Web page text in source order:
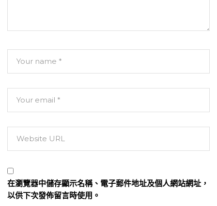
在瀏覽器中儲存顯示名稱、電子郵件地址及個人網站網址，
以供下次發佈留言時使用。